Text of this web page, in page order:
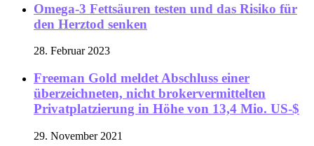
Omega-3 Fettsäuren testen und das Risiko für
den Herztod senken
28. Februar 2023
Freeman Gold meldet Abschluss einer
überzeichneten, nicht brokervermittelten
Privatplatzierung in Höhe von 13,4 Mio. US-$
29. November 2021